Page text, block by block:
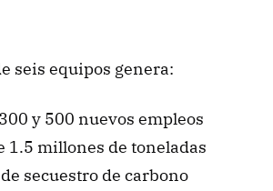
seis equipos genera:
y 500 nuevos empleos
1.5 millones de toneladas
secuestro de carbono